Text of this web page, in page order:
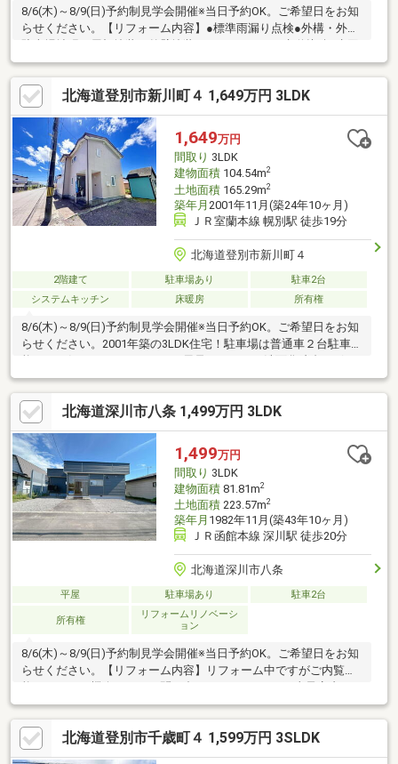
8/6(木)～8/9(日)予約制見学会開催※当日予約OK。ご希望日をお知
らせください。【リフォーム内容】●標準雨漏り点検●外構・外装
りシステムキッチン交換、ユニットバス交換、トイレ交換、洗面
化粧台交換●内装間取変更、玄関扉交換、室内ドア交換、床材上
張り、シューズボックス交換、クロス張替え、畳表替え、障子・
襖張替え●その他設備給湯器交換、インターホン設置、火災警報
器設置、照明器具交換【おすすめポイント】・本物件は条件によ
り住宅ローン減税が適用されます。・新品の照明器具設置予定な
ので入居後にす
北海道登別市新川町４ 1,649万円 3LDK
1,649万円
間取り 3LDK
建物面積104.54m2
土地面積165.29m2
築年月 2001年11月(築24年10ヶ月)
ＪＲ室蘭本線 幌別駅 徒歩19分
北海道登別市新川町４
2階建て 駐車場あり
駐車2台
システムキッチン
床暖房 所有権
8/6(木)～8/9(日)予約制見学会開催※当日予約OK。ご希望日をお知
らせください。2001年築の3LDK住宅！駐車場は普通車２台駐車可
ラー新品交換済！トイレは１階と２階にございます。全室クロス
の張替、水周りはクッションフロアの張替、照明器具の交換をい
たします。既存のフローリングは全面ワックスがけをいたしまし
た。既存の床暖房、ストーブ付ですので、これからの季節に暖か
く過ごせますね。キッチンはプロパンガス、その他給湯、暖房は
灯油が熱源です。上下水道は共に公共。前面道路は幅員約７．３
mとゆとりがございます。徒歩
北海道深川市八条 1,499万円 3LDK
1,499万円
間取り 3LDK
建物面積81.81m2
土地面積223.57m2
築年月 1982年11月(築43年10ヶ月)
ＪＲ函館本線 深川駅 徒歩20分
北海道深川市八条
平屋 駐車場あり 駐車2台
所有権
リフォームリノベーシ
ョン
8/6(木)～8/9(日)予約制見学会開催※当日予約OK。ご希望日をお知
らせください。【リフォーム内容】リフォーム中ですがご内覧可
容・屋根外壁塗装（雪解け後予定）・全室クロス張替・フロア重
ね張り・お風呂新品交換・キッチン新品交換・洗面台新品交換・
トイレ新品交換・シューズボックス交換・照明交換 等【おすす
めポイント】・本物件は条件により住宅ローン減税が適用されま
北海道登別市千歳町４ 1,599万円 3SLDK